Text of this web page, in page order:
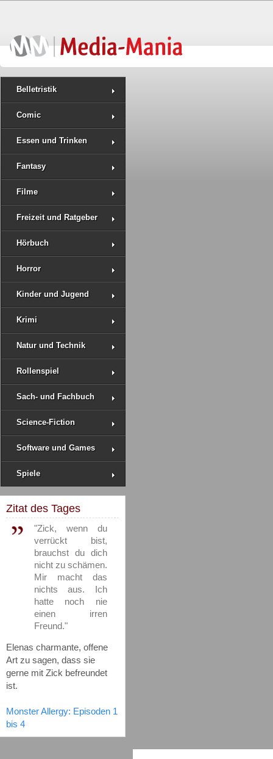
Belletristik
Comic
Essen und Trinken
Fantasy
Filme
Freizeit und Ratgeber
Hörbuch
Horror
Kinder und Jugend
Krimi
Natur und Technik
Rollenspiel
Sach- und Fachbuch
Science-Fiction
Software und Games
Spiele
Zitat des Tages
"Zick, wenn du
verrückt bist,
brauchst du dich
nicht zu schämen.
Mir macht das
nichts aus. Ich
hatte noch nie
einen irren
Freund."
Elenas charmante, offene
Art zu sagen, dass sie
gerne mit Zick befreundet
ist.
Monster Allergy: Episoden 1
bis 4